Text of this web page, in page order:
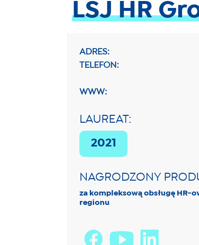
LSJ HR
ADRES:
TELEFON:
WWW:
LAUREAT:
2021
NAGRODZONY
za kompleksową obsługę HR-
regionu